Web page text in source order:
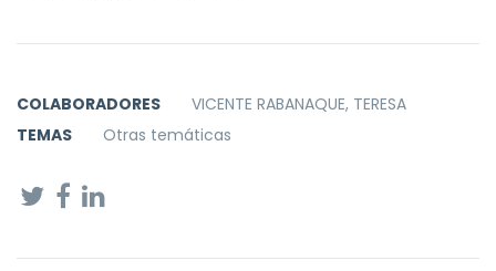
COLABORADORES
VICENTE RABANAQUE, TERESA
TEMAS
Otras temáticas